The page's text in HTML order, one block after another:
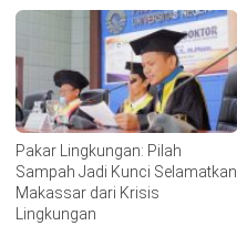
Pakar Lingkungan: Pilah
Sampah Jadi Kunci Selamatkan
Makassar dari Krisis
Lingkungan